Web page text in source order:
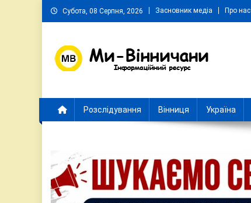
Skip
to
Субота, 08 Серпня, 2026 Засновник медіа Про нас
Розслідування Вінниця Україна